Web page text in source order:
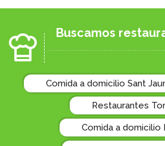
Buscamos
Comida a domicilio Sant
Restaurantes
Comida a domicilio